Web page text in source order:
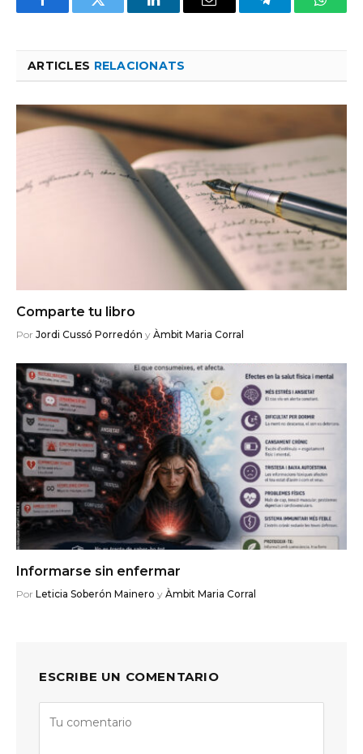
FacebookTwitter LinkedInEmail Telegram
ARTICLES RELACIONATS
Comparte tu libro
Por Jordi Cussó Porredón y Àmbit Maria Corral
Informarse sin enfermar
Por Leticia Soberón Mainero y Àmbit Maria Corral
ESCRIBE UN COMENTARIO